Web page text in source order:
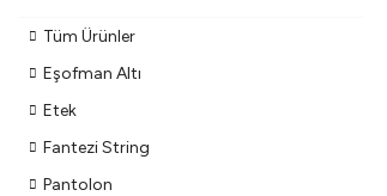
Tüm Ürünler
Eşofman Altı
Etek
Fantezi String
Pantolon